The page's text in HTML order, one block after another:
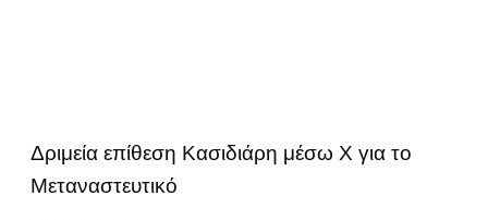
Δριμεία επίθεση Κασιδιάρη μέσω Χ για το
Μεταναστευτικό